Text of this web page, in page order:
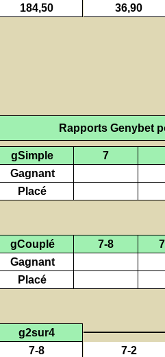
184,50
36,90
Rapports Genybet
gSimple 7
Gagnant
Placé
gCouplé 7-8
Gagnant
Placé
g2sur4
7-8
7-2